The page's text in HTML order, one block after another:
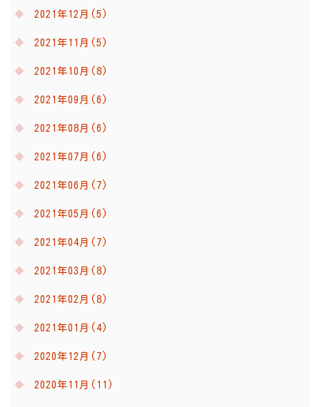
2021年12月(5)
2021年11月(5)
2021年10月(8)
2021年09月(6)
2021年08月(6)
2021年07月(6)
2021年06月(7)
2021年05月(6)
2021年04月(7)
2021年03月(8)
2021年02月(8)
2021年01月(4)
2020年12月(7)
2020年11月(11)